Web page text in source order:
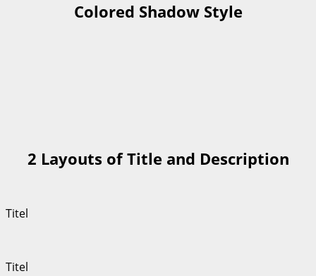
Colored Shadow Style
2 Layouts of Title and Description
Titel
Titel